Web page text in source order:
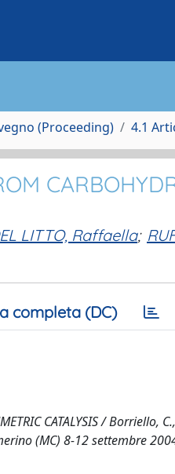
(Proceeding) 4.1
LITTO, Raffaella;
completa (DC)
CATALYSIS / Borriello,
(MC) 8-12 settembre